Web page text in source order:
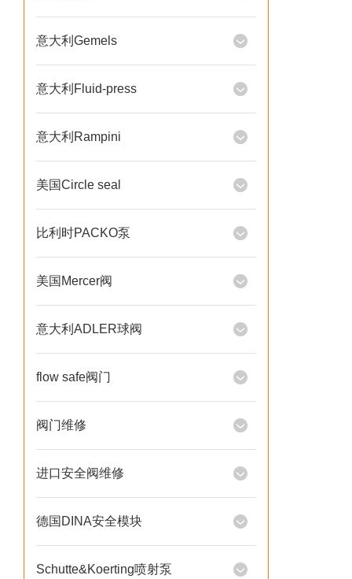
意大利Gemels
意大利Fluid-press
意大利Rampini
美国Circle seal
比利时PACKO泵
美国Mercer阀
意大利ADLER球阀
flow safe阀门
阀门维修
进口安全阀维修
德国DINA安全模块
Schutte&Koerting喷射泵